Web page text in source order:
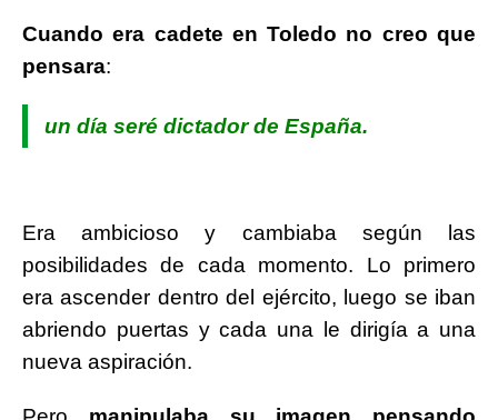
Cuando era cadete en Toledo no creo que
pensara:
un día seré dictador de España.
Era ambicioso y cambiaba según las
posibilidades de cada momento. Lo primero
era ascender dentro del ejército, luego se iban
abriendo puertas y cada una le dirigía a una
nueva aspiración.